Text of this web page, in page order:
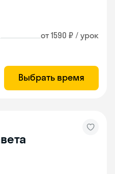
от 1590 ₽ / урок
Выбрать время